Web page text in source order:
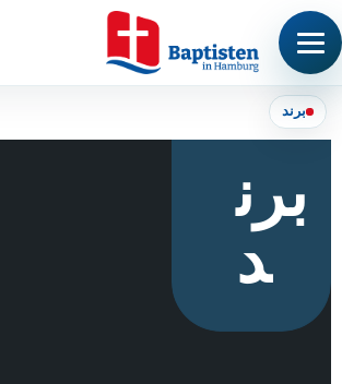
برند
برن
د